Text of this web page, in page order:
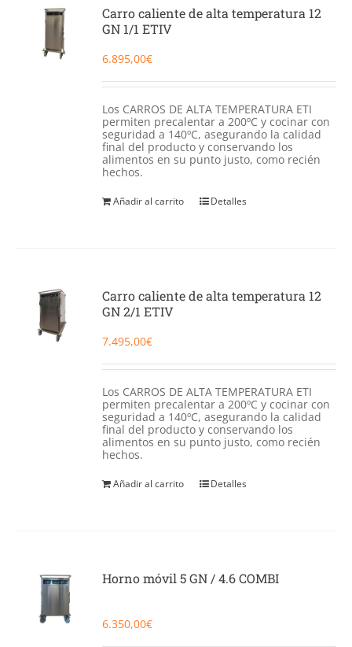
Food Service y Vending
Carro caliente de alta temperatura 12
GN 1/1 ETIV
6.895,00€
Los CARROS DE ALTA TEMPERATURA ETI
permiten precalentar a 200ºC y cocinar con
seguridad a 140ºC, asegurando la calidad
final del producto y conservando los
alimentos en su punto justo, como recién
hechos.
Añadir al carrito Detalles
Carro caliente de alta temperatura 12
GN 2/1 ETIV
7.495,00€
Los CARROS DE ALTA TEMPERATURA ETI
permiten precalentar a 200ºC y cocinar con
seguridad a 140ºC, asegurando la calidad
final del producto y conservando los
alimentos en su punto justo, como recién
hechos.
Añadir al carrito Detalles
Horno móvil 5 GN / 4.6 COMBI
6.350,00€